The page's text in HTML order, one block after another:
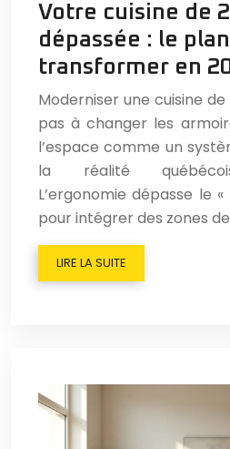
Votre cuisine de
dépassée : le
transformer en
Moderniser une cuisine
pas à changer les
l’espace comme un
la réalité
L’ergonomie dépasse le
pour intégrer des zones
LIRE LA SUITE